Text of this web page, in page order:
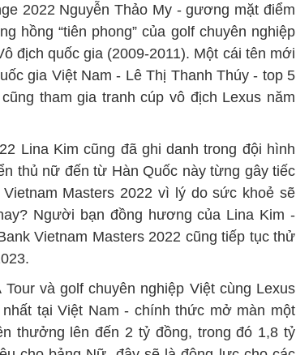
2022 Nguyễn Thảo My - gương mặt điểm
hồng “tiên phong” của golf chuyên nghiệp
địch quốc gia (2009-2011). Một cái tên mới
gia Việt Nam - Lê Thị Thanh Thúy - top 5
tham gia tranh cúp vô địch Lexus năm
Lina Kim cũng đã ghi danh trong đội hình
thủ nữ đến từ Hàn Quốc này từng gây tiếc
Masters 2022 vì lý do sức khoẻ sẽ
Người bạn đồng hương của Lina Kim -
Vietnam Masters 2022 cũng tiếp tục thử
và golf chuyên nghiệp Việt cùng Lexus
tại Việt Nam - chính thức mở màn một
thưởng lên đến 2 tỷ đồng, trong đó 1,8 tỷ